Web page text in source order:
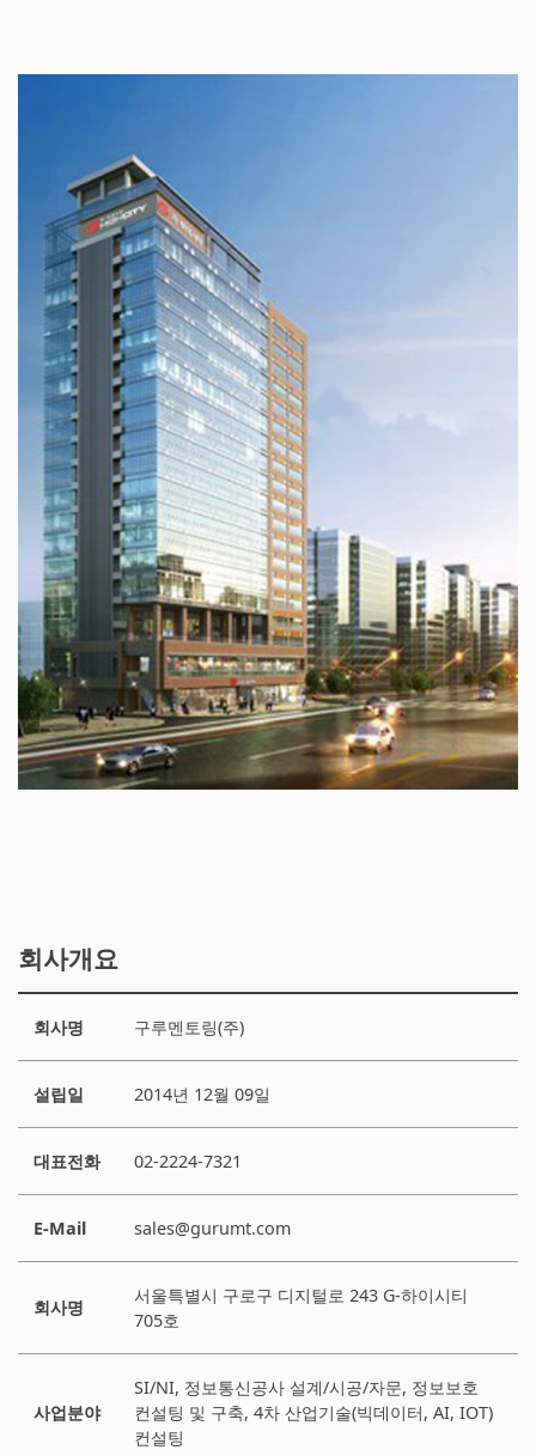
회사개요
회사명 구루멘토링(주)
설립일 2014년 12월 09일
대표전화 02-2224-7321
E-Mail sales@gurumt.com
회사명
서울특별시 구로구 디지털로 243 G-하이시티
705호
사업분야
SI/NI, 정보통신공사 설계/시공/자문, 정보보호
컨설팅 및 구축, 4차 산업기술(빅데이터, AI, IOT)
컨설팅